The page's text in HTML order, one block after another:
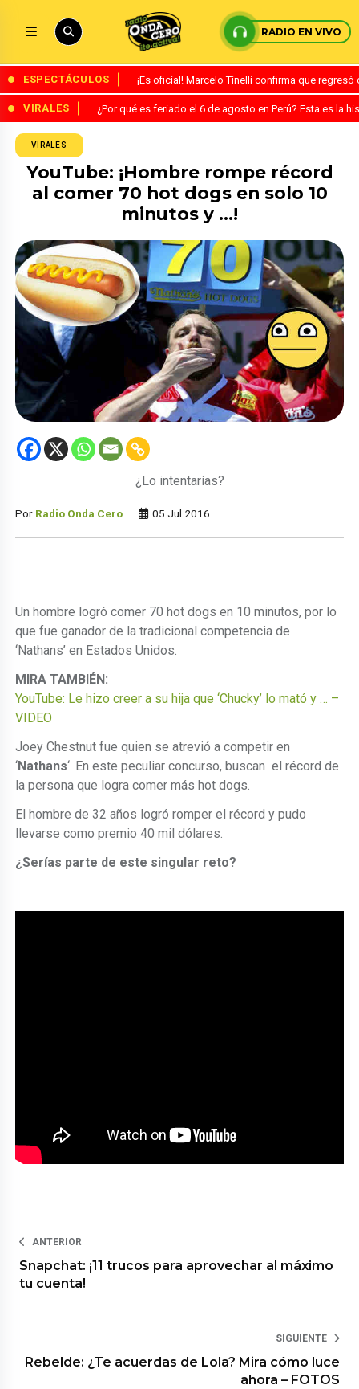
RADIO EN VIVO
ESPECTÁCULOS ¡Es oficial! Marcelo Tinelli confirma que
VIRALES ¿Por qué es feriado el 6 de agosto en Perú? Esta es la
VIRALES
YouTube: ¡Hombre rompe récord
al comer 70 hot dogs en solo 10
minutos y …!
¿Lo intentarías?
Por Radio Onda Cero 05 Jul 2016
Un hombre logró comer 70 hot dogs en 10 minutos, por lo
que fue ganador de la tradicional competencia de
‘Nathans’ en Estados Unidos.
MIRA TAMBIÉN:
YouTube: Le hizo creer a su hija que ‘Chucky’ lo mató y … –
VIDEO
Joey Chestnut fue quien se atrevió a competir en
‘Nathans‘. En este peculiar concurso, buscan el récord de
la persona que logra comer más hot dogs.
El hombre de 32 años logró romper el récord y pudo
llevarse como premio 40 mil dólares.
¿Serías parte de este singular reto?
ANTERIOR
Snapchat: ¡11 trucos para aprovechar al máximo
tu cuenta!
SIGUIENTE
Rebelde: ¿Te acuerdas de Lola? Mira cómo luce
ahora – FOTOS